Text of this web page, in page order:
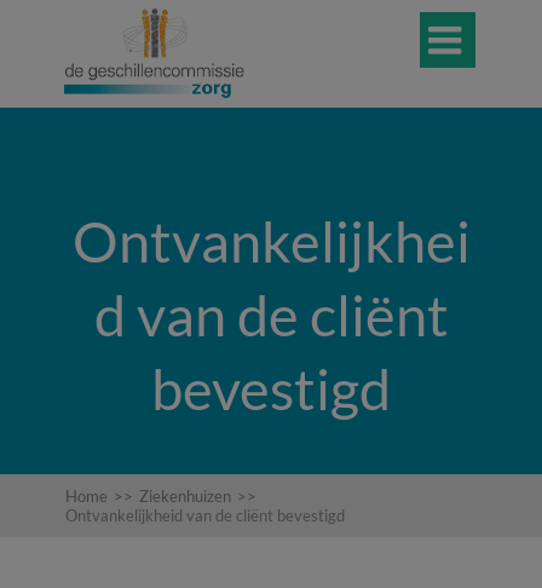

Ontvankelijkhei
d van de cliënt
bevestigd
Home >> Ziekenhuizen >>
Ontvankelijkheid van de cliënt bevestigd